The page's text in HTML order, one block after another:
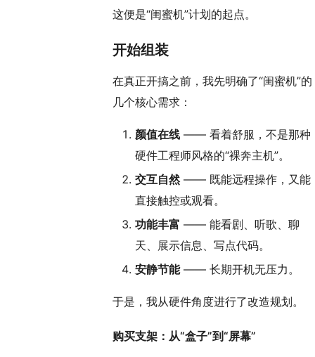
这便是“闺蜜机”计划的起点。
开始组装
在真正开搞之前，我先明确了“闺蜜机”的
几个核心需求：
颜值在线 —— 看着舒服，不是那种
硬件工程师风格的“裸奔主机”。
交互自然—— 既能远程操作，又能
直接触控或观看。
功能丰富 —— 能看剧、听歌、聊
天、展示信息、写点代码。
安静节能—— 长期开机无压力。
于是，我从硬件角度进行了改造规划。
购买支架：从“盒子”到“屏幕”